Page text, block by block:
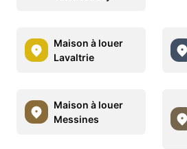
Maison à louer
Lavaltrie
Maison à louer
Messines